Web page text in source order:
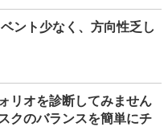
ント少なく、方向性乏し
リオを診断してみません
クのバランスを簡単にチ